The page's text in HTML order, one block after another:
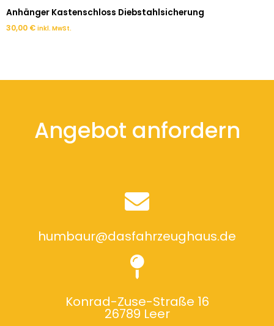
Anhänger Kastenschloss Diebstahlsicherung
30,00 € inkl. MwSt.
Angebot anfordern
humbaur@dasfahrzeughaus.de
Konrad-Zuse-Straße 16
26789 Leer